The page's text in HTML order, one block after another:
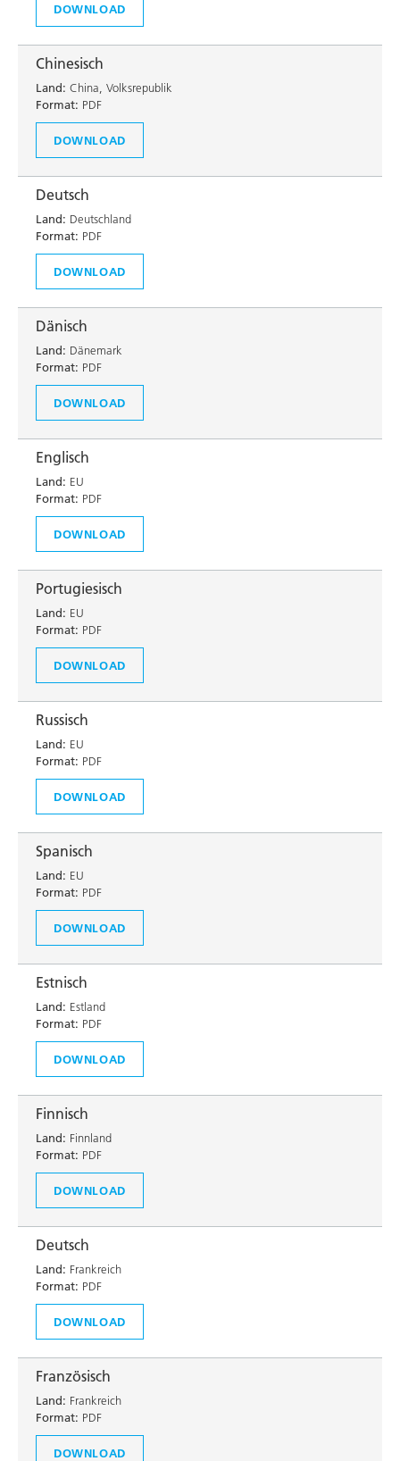
DOWNLOAD
Chinesisch
Land: China, Volksrepublik
Format: PDF
DOWNLOAD
Deutsch
Land: Deutschland
Format: PDF
DOWNLOAD
Dänisch
Land: Dänemark
Format: PDF
DOWNLOAD
Englisch
Land: EU
Format: PDF
DOWNLOAD
Portugiesisch
Land: EU
Format: PDF
DOWNLOAD
Russisch
Land: EU
Format: PDF
DOWNLOAD
Spanisch
Land: EU
Format: PDF
DOWNLOAD
Estnisch
Land: Estland
Format: PDF
DOWNLOAD
Finnisch
Land: Finnland
Format: PDF
DOWNLOAD
Deutsch
Land: Frankreich
Format: PDF
DOWNLOAD
Französisch
Land: Frankreich
Format: PDF
DOWNLOAD